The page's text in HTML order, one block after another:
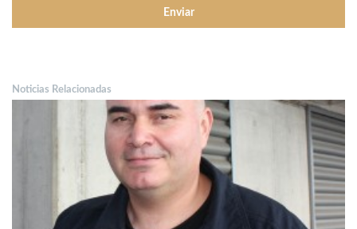
Noticias Relacionadas